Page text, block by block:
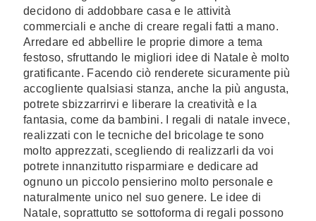
decidono di addobbare casa e le attività
commerciali e anche di creare regali fatti a mano.
Arredare ed abbellire le proprie dimore a tema
festoso, sfruttando le migliori idee di Natale è molto
gratificante. Facendo ciò renderete sicuramente più
accogliente qualsiasi stanza, anche la più angusta,
potrete sbizzarrirvi e liberare la creatività e la
fantasia, come da bambini. I regali di natale invece,
realizzati con le tecniche del bricolage te sono
molto apprezzati, scegliendo di realizzarli da voi
potrete innanzitutto risparmiare e dedicare ad
ognuno un piccolo pensierino molto personale e
naturalmente unico nel suo genere. Le idee di
Natale, soprattutto se sottoforma di regali possono